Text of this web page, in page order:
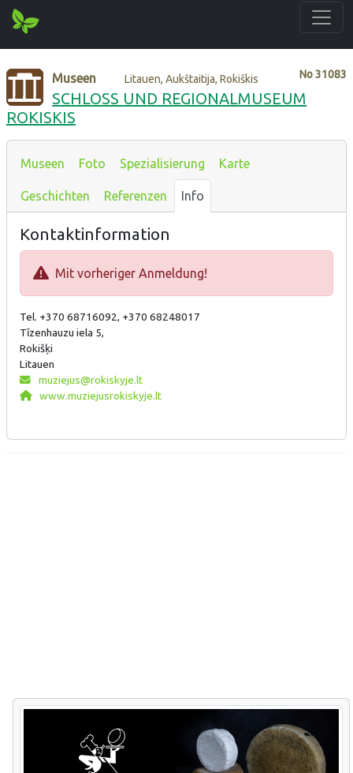
No31083
Museen Litauen, Aukštaitija, Rokiškis
SCHLOSS UND REGIONALMUSEUM
ROKISKIS
Museen Foto Spezialisierung Karte
Geschichten Referenzen Info
Kontaktinformation
Mit vorheriger Anmeldung!
Tel. +370 68716092, +370 68248017
Tīzenhauzu iela 5,
Rokišķi
Litauen
muziejus@rokiskyje.lt
www.muziejusrokiskyje.lt